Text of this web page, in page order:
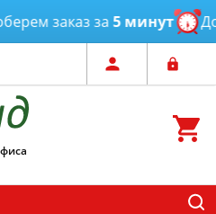
заказ за5 минут